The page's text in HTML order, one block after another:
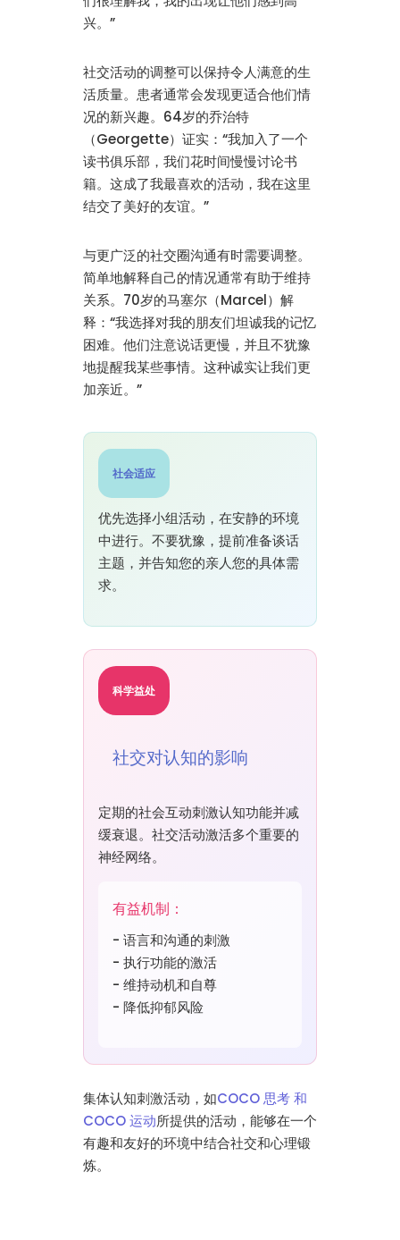
兴。”
社交活动的调整可以保持令人满意的生
活质量。患者通常会发现更适合他们情
况的新兴趣。64岁的乔治特
（Georgette）证实：“我加入了一个
读书俱乐部，我们花时间慢慢讨论书
籍。这成了我最喜欢的活动，我在这里
结交了美好的友谊。”
与更广泛的社交圈沟通有时需要调整。
简单地解释自己的情况通常有助于维持
关系。70岁的马塞尔（Marcel）解
释：“我选择对我的朋友们坦诚我的记忆
困难。他们注意说话更慢，并且不犹豫
地提醒我某些事情。这种诚实让我们更
加亲近。”
社会适应
优先选择小组活动，在安静的环境
中进行。不要犹豫，提前准备谈话
主题，并告知您的亲人您的具体需
求。
科学益处
社交对认知的影响
定期的社会互动刺激认知功能并减
缓衰退。社交活动激活多个重要的
神经网络。
有益机制：
- 语言和沟通的刺激
- 执行功能的激活
- 维持动机和自尊
- 降低抑郁风险
集体认知刺激活动，如COCO 思考 和
COCO 运动所提供的活动，能够在一个
有趣和友好的环境中结合社交和心理锻
炼。